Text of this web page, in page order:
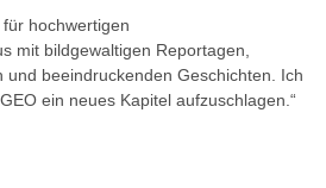
hochwertigen
mit bildgewaltigen Reportagen,
und beeindruckenden Geschichten. Ich
ein neues Kapitel aufzuschlagen.“